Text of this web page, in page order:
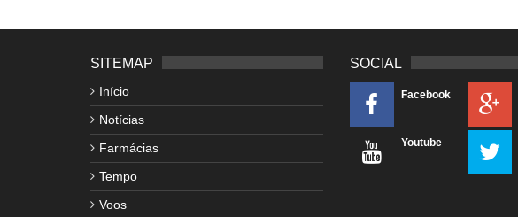
SITEMAP
Início
Notícias
Farmácias
Tempo
Voos
SOCIAL
Facebook
Youtube